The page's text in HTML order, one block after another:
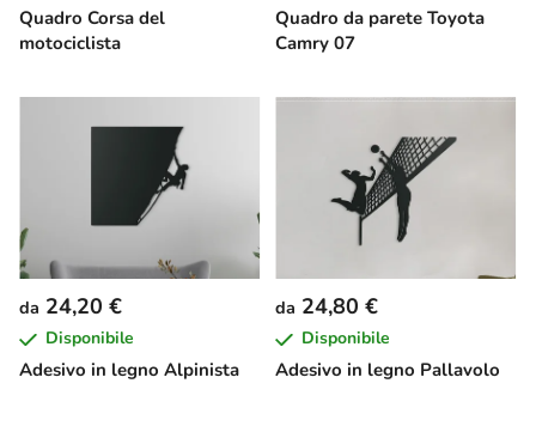
Quadro Corsa del
motociclista
Quadro da parete Toyota
Camry 07
Adesivo in legno Alpinista
da 24,20 €
Disponibile
Adesivo in legno Pallavolo
da 24,80 €
Disponibile